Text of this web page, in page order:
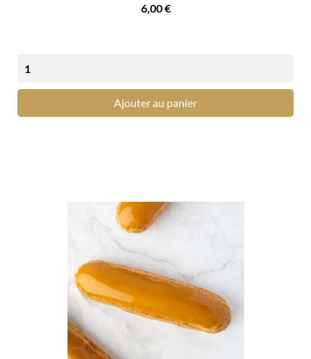
Prix
6,00 €
Ajouter au panier